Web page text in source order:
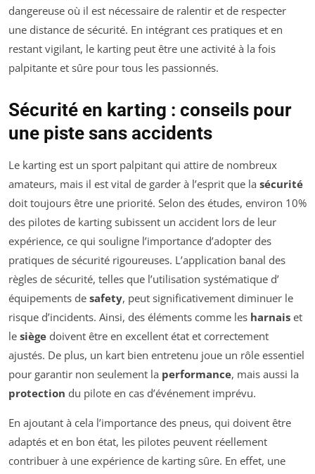
dangereuse où il est nécessaire de ralentir et de respecter
une distance de sécurité. En intégrant ces pratiques et en
restant vigilant, le karting peut être une activité à la fois
palpitante et sûre pour tous les passionnés.
Sécurité en karting : conseils pour
une piste sans accidents
Le karting est un sport palpitant qui attire de nombreux
amateurs, mais il est vital de garder à l’esprit que la sécurité
doit toujours être une priorité. Selon des études, environ 10%
des pilotes de karting subissent un accident lors de leur
expérience, ce qui souligne l’importance d’adopter des
pratiques de sécurité rigoureuses. L’application banal des
règles de sécurité, telles que l’utilisation systématique d’
équipements de safety, peut significativement diminuer le
risque d’incidents. Ainsi, des éléments comme les harnais et
le siège doivent être en excellent état et correctement
ajustés. De plus, un kart bien entretenu joue un rôle essentiel
pour garantir non seulement la performance, mais aussi la
protection du pilote en cas d’événement imprévu.
En ajoutant à cela l’importance des pneus, qui doivent être
adaptés et en bon état, les pilotes peuvent réellement
contribuer à une expérience de karting sûre. En effet, une